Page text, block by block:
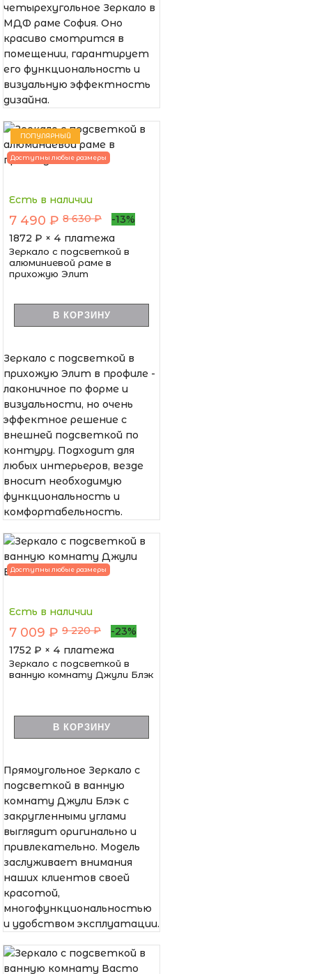
четырехугольное Зеркало в
МДФ раме София. Оно
красиво смотрится в
помещении, гарантирует
его функциональность и
визуальную эффектность
дизайна.
ПОПУЛЯРНЫЙ
Доступны любые размеры
Есть в наличии
7 490 ₽ 8 630 ₽
-13%
1872 ₽ × 4 платежа
Зеркало с подсветкой в
алюминиевой раме в
прихожую Элит
В КОРЗИНУ
Зеркало с подсветкой в
прихожую Элит в профиле -
лаконичное по форме и
визуальности, но очень
эффектное решение с
внешней подсветкой по
контуру. Подходит для
любых интерьеров, везде
вносит необходимую
функциональность и
комфортабельность.
Доступны любые размеры
Есть в наличии
7 009 ₽ 9 220 ₽
-23%
1752 ₽ × 4 платежа
Зеркало с подсветкой в
ванную комнату Джули Блэк
В КОРЗИНУ
Прямоугольное Зеркало с
подсветкой в ванную
комнату Джули Блэк с
закругленными углами
выглядит оригинально и
привлекательно. Модель
заслуживает внимания
наших клиентов своей
красотой,
многофункциональностью
и удобством эксплуатации.